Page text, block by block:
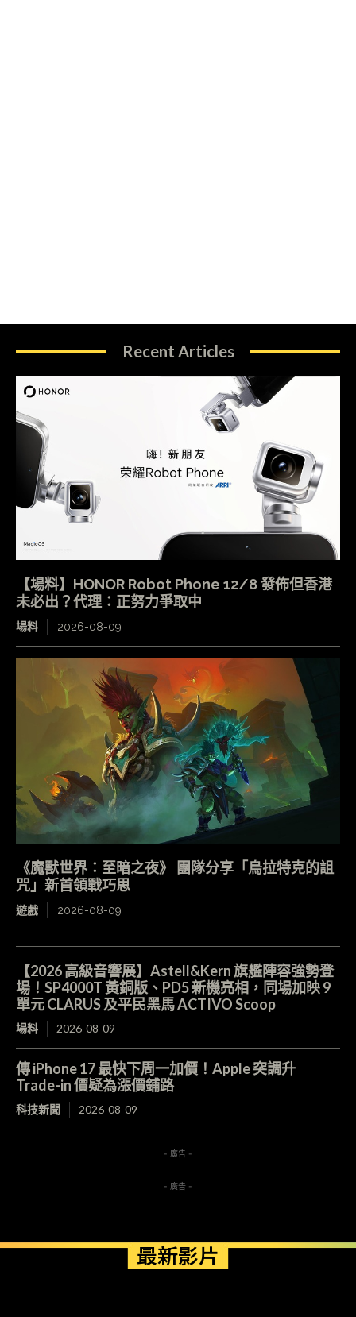
Recent Articles
【場料】HONOR Robot Phone 12/8 發佈但香港
未必出？代理：正努力爭取中
場料 2026-08-09
《魔獸世界：至暗之夜》 團隊分享「烏拉特克的詛
咒」新首領戰巧思
遊戲 2026-08-09
【2026 高級音響展】Astell&Kern 旗艦陣容強勢登
場！SP4000T 黃銅版、PD5 新機亮相，同場加映 9
單元 CLARUS 及平民黑馬 ACTIVO Scoop
場料 2026-08-09
傳 iPhone 17 最快下周一加價！Apple 突調升
Trade-in 價疑為漲價鋪路
科技新聞 2026-08-09
- 廣告 -
- 廣告 -
最新影片